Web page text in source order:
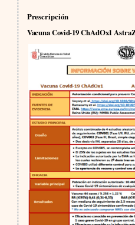
Prescripción
Vacuna Covid-19 ChAdOx1